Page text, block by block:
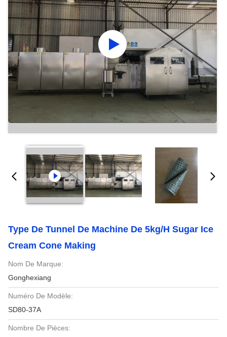
Type De Tunnel De Machine De 5kg/H Sugar Ice
Cream Cone Making
Nom De Marque:
Gonghexiang
Numéro De Modèle:
SD80-37A
Nombre De Pièces: